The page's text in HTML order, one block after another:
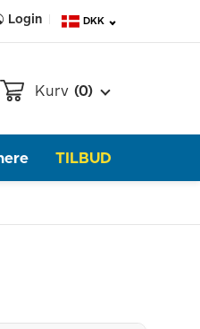
Login DKK
Kurv (0)
TILBUD